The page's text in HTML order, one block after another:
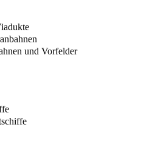
und Vorfelder